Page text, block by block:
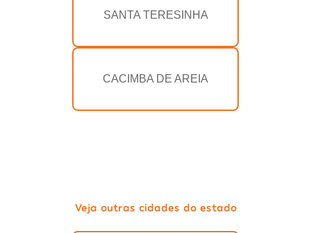
SANTA TERESINHA
CACIMBA DE AREIA
Veja outras cidades do estado